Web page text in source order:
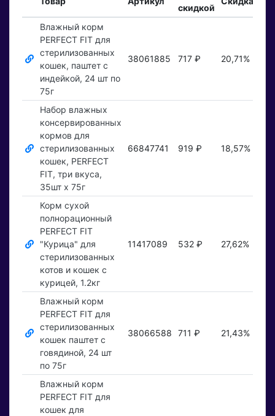
скидкой
Влажный корм
PERFECT FIT для
стерилизованных
кошек, паштет с
индейкой, 24 шт по
75г
38061885 717 ₽ 20,71%
Набор влажных
консервированных
кормов для
стерилизованных
кошек, PERFECT
FIT, три вкуса,
35шт х 75г
66847741 919 ₽ 18,57%
Корм сухой
полнорационный
PERFECT FIT
"Курица" для
стерилизованных
котов и кошек с
курицей, 1.2кг
11417089 532 ₽ 27,62%
Влажный корм
PERFECT FIT для
стерилизованных
кошек паштет с
говядиной, 24 шт
по 75г
38066588 711 ₽ 21,43%
Влажный корм
PERFECT FIT для
кошек для